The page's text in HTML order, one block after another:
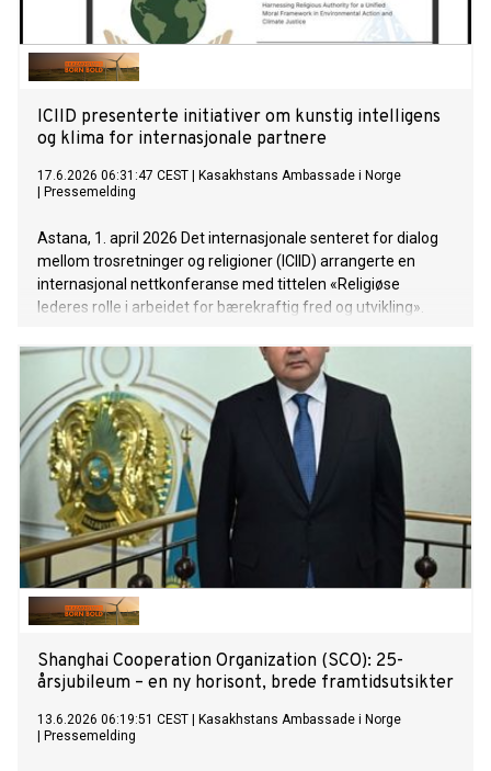
ICIID presenterte initiativer om kunstig intelligens
og klima for internasjonale partnere
17.6.2026 06:31:47 CEST
Kasakhstans Ambassade i Norge
Pressemelding
Astana, 1. april 2026 Det internasjonale senteret for dialog
mellom trosretninger og religioner (ICIID) arrangerte en
internasjonal nettkonferanse med tittelen «Religiøse
lederes rolle i arbeidet for bærekraftig fred og utvikling».
konseptdokumenter for sine internasjonale partnere: «Etisk
kodeks for bruk av kunstig intelligens» og «Religionenes rolle
i bekjempelsen av klimaendringer».
Shanghai Cooperation Organization (SCO): 25-
årsjubileum – en ny horisont, brede framtidsutsikter
13.6.2026 06:19:51 CEST
Kasakhstans Ambassade i Norge
Pressemelding